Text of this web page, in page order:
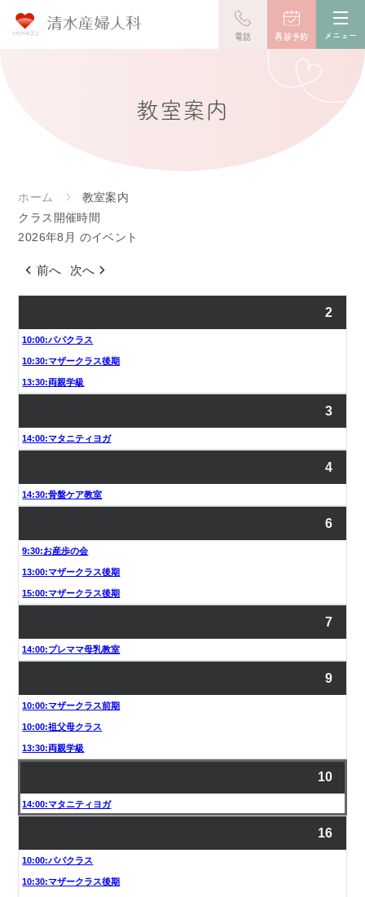
電話 再診予約 メニュー
教室案内
ホーム
教室案内
クラス開催時間
2026年8月 のイベント
前へ 次へ
2
10:00:パパクラス
10:30:マザークラス後期
13:30:両親学級
3
14:00:マタニティヨガ
4
14:30:骨盤ケア教室
6
9:30:お産歩の会
13:00:マザークラス後期
15:00:マザークラス後期
7
14:00:プレママ母乳教室
9
10:00:マザークラス前期
10:00:祖父母クラス
13:30:両親学級
10
14:00:マタニティヨガ
16
10:00:パパクラス
10:30:マザークラス後期